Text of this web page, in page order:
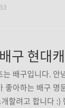
습니다. 그 중에
렇게 빨리가다
렀으면 좋겠네요
배구입니다. 안
좋아하는 배구 명
할려고 합니다 :)